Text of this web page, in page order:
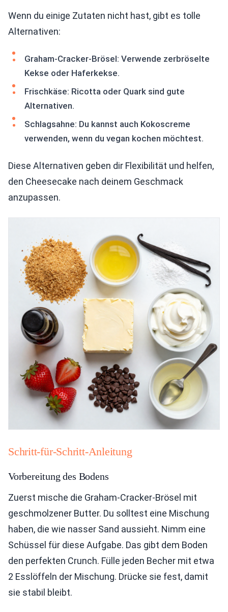
Wenn du einige Zutaten nicht hast, gibt es tolle
Alternativen:
Graham-Cracker-Brösel: Verwende zerbröselte
Kekse oder Haferkekse.
Frischkäse: Ricotta oder Quark sind gute
Alternativen.
Schlagsahne: Du kannst auch Kokoscreme
verwenden, wenn du vegan kochen möchtest.
Diese Alternativen geben dir Flexibilität und helfen,
den Cheesecake nach deinem Geschmack
anzupassen.
Schritt-für-Schritt-Anleitung
Vorbereitung des Bodens
Zuerst mische die Graham-Cracker-Brösel mit
geschmolzener Butter. Du solltest eine Mischung
haben, die wie nasser Sand aussieht. Nimm eine
Schüssel für diese Aufgabe. Das gibt dem Boden
den perfekten Crunch. Fülle jeden Becher mit etwa
2 Esslöffeln der Mischung. Drücke sie fest, damit
sie stabil bleibt.